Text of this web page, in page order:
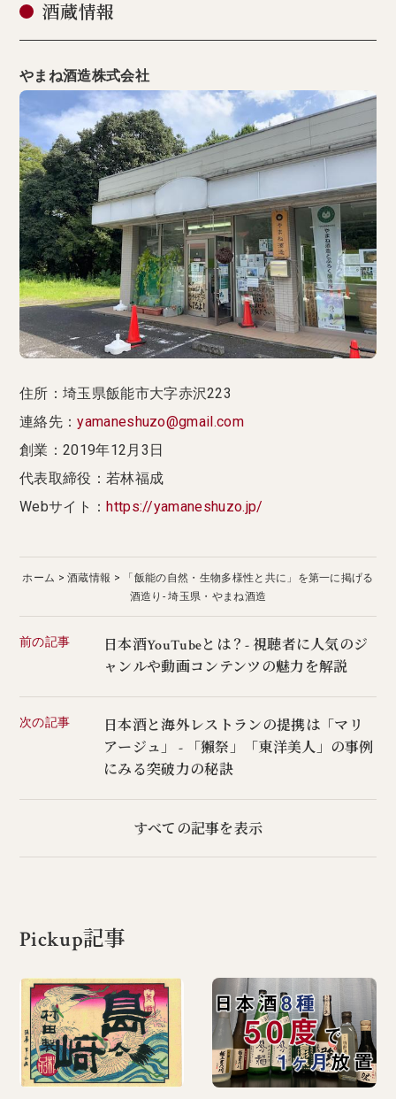
酒蔵情報
やまね酒造株式会社
住所：埼玉県飯能市大字赤沢223
連絡先：yamaneshuzo@gmail.com
創業：2019年12月3日
代表取締役：若林福成
Webサイト： https://yamaneshuzo.jp/
ホーム 酒蔵情報
「飯能の自然・生物多様性と共に」を第一に掲げる
酒造り- 埼玉県・やまね酒造
前の記事
日本酒YouTubeとは？- 視聴者に人気のジ
ャンルや動画コンテンツの魅力を解説
次の記事
日本酒と海外レストランの提携は「マリ
アージュ」 - 「獺祭」「東洋美人」の事例
にみる突破力の秘訣
すべての記事を表示
Pickup記事